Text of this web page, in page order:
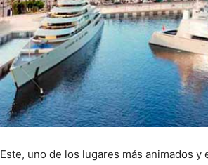
Este, uno de los lugares más animados